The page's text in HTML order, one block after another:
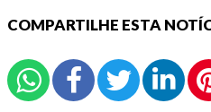
COMPARTILHE ESTA